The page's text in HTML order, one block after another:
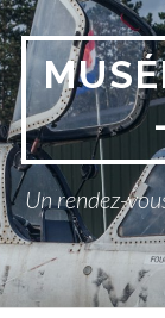
Aller
au
contenu
Un rendez-